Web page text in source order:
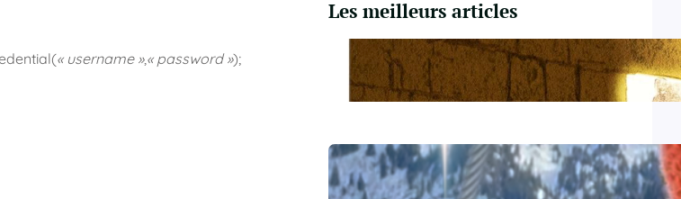
« username »,« password »);
Les meilleurs articles
Du Yahvisme au Sionisme
Comirnaty